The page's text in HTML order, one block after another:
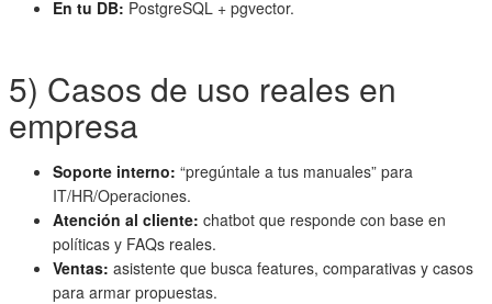
En tu DB: PostgreSQL + pgvector.
5) Casos de uso reales en
empresa
Soporte interno: “pregúntale a tus manuales” para
IT/HR/Operaciones.
Atención al cliente: chatbot que responde con base en
políticas y FAQs reales.
Ventas: asistente que busca features, comparativas y casos
para armar propuestas.